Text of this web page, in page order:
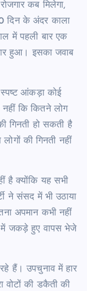
कब मिलेगा,
दिन के अंदर काला
में पहली बार एक
हुआ। इसका जवाब
आंकड़ा कोई
नहीं कि कितने लोग
गिनती हो सकती है
की गिनती नहीं
है क्योंकि यह सभी
ने संसद में भी उठाया
अपमान कभी नहीं
में जकड़े हुए वापस भेजे
रहे हैं। उपचुनाव में हार
वोटों की डकैती की